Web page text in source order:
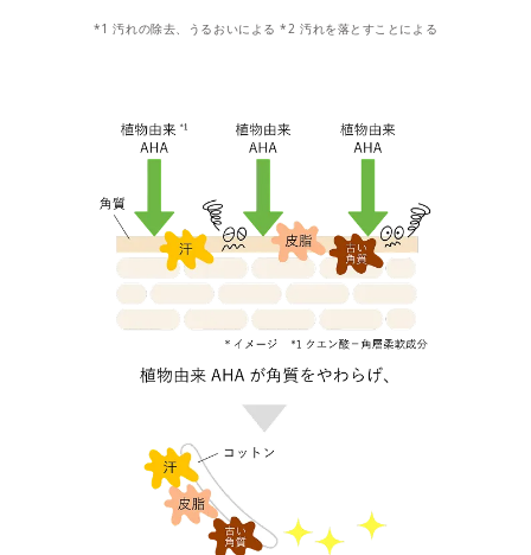
*1 汚れの除去、うるおいによる *2 汚れを落とすことによる